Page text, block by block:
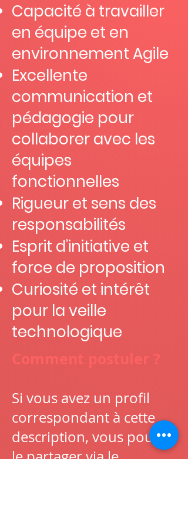
Capacité à travailler
en équipe et en
environnement Agile
Excellente
communication et
pédagogie pour
collaborer avec les
équipes
fonctionnelles
Rigueur et sens des
responsabilités
Esprit d’initiative et
force de proposition
Curiosité et intérêt
pour la veille
technologique
Comment postuler ?
Si vous avez un profil
correspondant à cette
description, vous pouvez
le partager via le